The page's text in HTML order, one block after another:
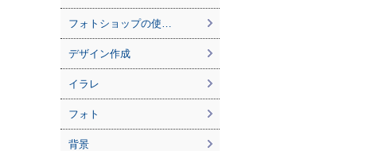
フォトショップの使…
デザイン作成
イラレ
フォト
背景